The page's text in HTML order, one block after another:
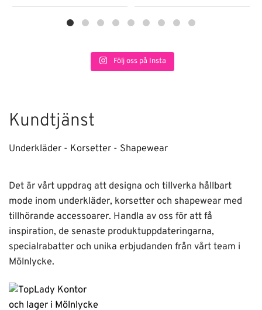
Följ oss på Insta
Kundtjänst
Underkläder - Korsetter - Shapewear
Det är vårt uppdrag att designa och tillverka hållbart
mode inom underkläder, korsetter och shapewear med
tillhörande accessoarer. Handla av oss för att få
inspiration, de senaste produktuppdateringarna,
specialrabatter och unika erbjudanden från vårt team i
Mölnlycke.